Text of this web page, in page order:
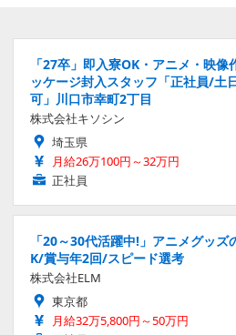
「27卒」即入寮OK・アニメ・映
ッケージ封入スタッフ「正社員/土
可」川口市幸町2丁目
株式会社キソシン
埼玉県
月給26万100円～32万円
正社員
「20～30代活躍中!」アニメグッ
K/賞与年2回/スピード選考
株式会社ELM
東京都
月給32万5,800円～50万円